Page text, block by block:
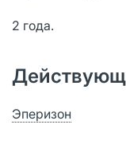
2 года.
Эперизон